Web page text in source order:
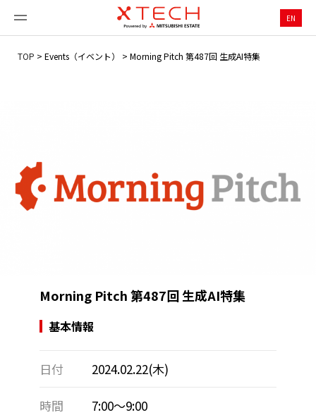
EN
TOP > Events（イベント） > Morning Pitch 第487回 生成AI特集
Morning Pitch 第487回 生成AI特集
基本情報
日付 2024.02.22(木)
時間 7:00～9:00